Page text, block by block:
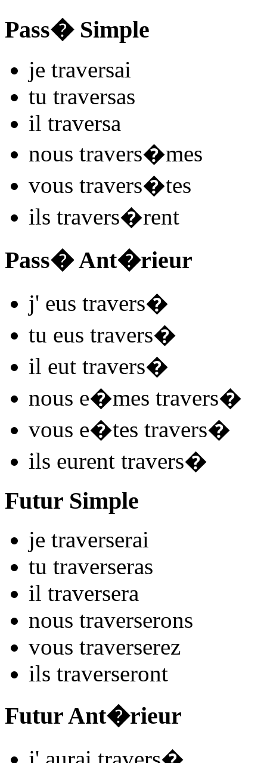
Pass� Simple
je traversai
tu traversas
il traversa
nous travers�mes
vous travers�tes
ils travers�rent
Pass� Ant�rieur
j' eus travers�
tu eus travers�
il eut travers�
nous e�mes travers�
vous e�tes travers�
ils eurent travers�
Futur Simple
je traverserai
tu traverseras
il traversera
nous traverserons
vous traverserez
ils traverseront
Futur Ant�rieur